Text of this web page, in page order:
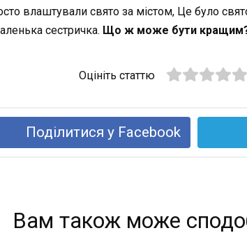
влаштували свято за містом, Це було
сестричка. Що ж може бути
Оцініть статтю
Поділитися у Facebook
Вам також може